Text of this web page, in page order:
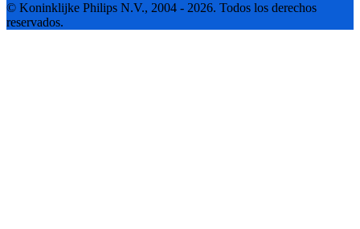
© Koninklijke Philips N.V., 2004 - 2026. Todos los derechos
reservados.